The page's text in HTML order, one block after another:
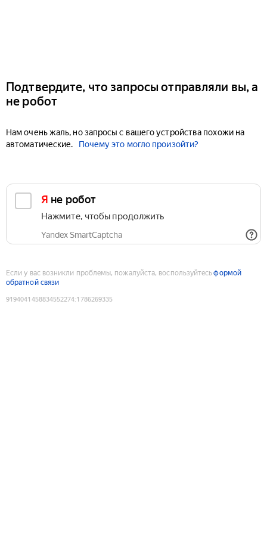
Подтвердите, что запросы отправляли вы, а
не робот
Нам очень жаль, но запросы с вашего устройства похожи на
автоматические.
Почему это могло произойти?
Я не робот
Нажмите, чтобы продолжить
Yandex SmartCaptcha
Если у вас возникли проблемы, пожалуйста, воспользуйтесьформой
обратной связи
9194041458834552274:1786269335